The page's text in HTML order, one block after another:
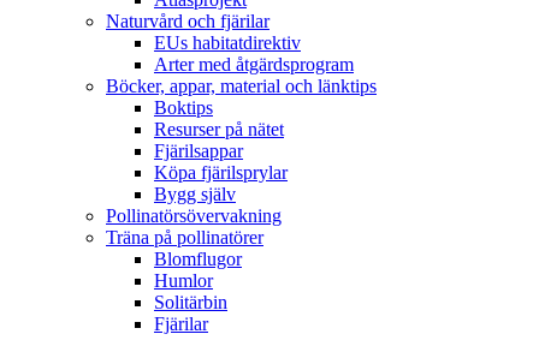
Naturvård och fjärilar
EUs habitatdirektiv
Arter med åtgärdsprogram
Böcker, appar, material och länktips
Boktips
Resurser på nätet
Fjärilsappar
Köpa fjärilsprylar
Bygg själv
Pollinatörsövervakning
Träna på pollinatörer
Blomflugor
Humlor
Solitärbin
Fjärilar